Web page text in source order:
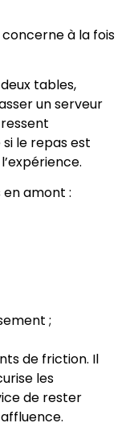
à la fois
tables,
un serveur
le repas est
amont :
;
de friction. Il
les
de rester